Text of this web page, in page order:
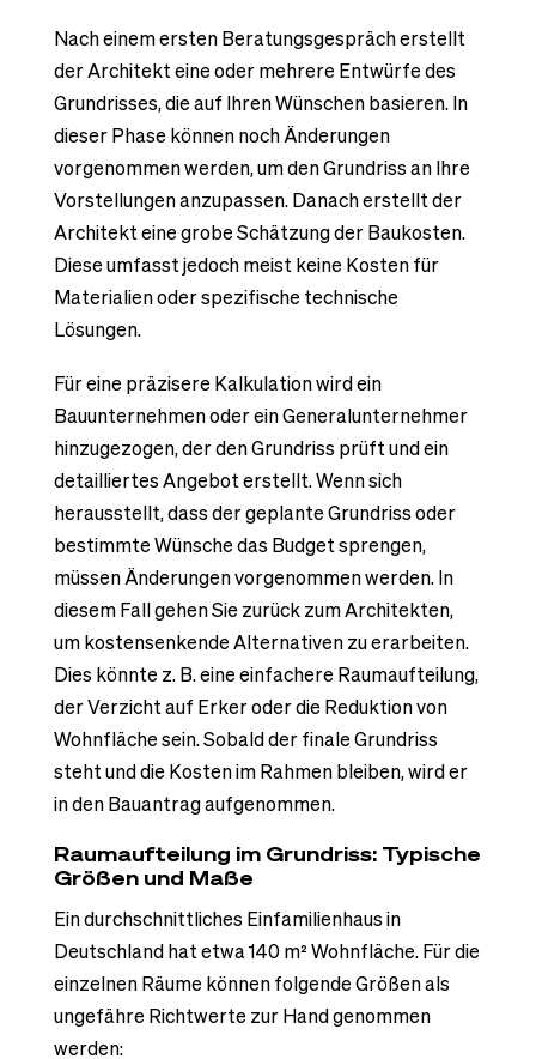
Nach einem ersten Beratungsgespräch erstellt
der Architekt eine oder mehrere Entwürfe des
Grundrisses, die auf Ihren Wünschen basieren. In
dieser Phase können noch Änderungen
vorgenommen werden, um den Grundriss an Ihre
Vorstellungen anzupassen. Danach erstellt der
Architekt eine grobe Schätzung der Baukosten.
Diese umfasst jedoch meist keine Kosten für
Materialien oder spezifische technische
Lösungen.
Für eine präzisere Kalkulation wird ein
Bauunternehmen oder ein Generalunternehmer
hinzugezogen, der den Grundriss prüft und ein
detailliertes Angebot erstellt. Wenn sich
herausstellt, dass der geplante Grundriss oder
bestimmte Wünsche das Budget sprengen,
müssen Änderungen vorgenommen werden. In
diesem Fall gehen Sie zurück zum Architekten,
um kostensenkende Alternativen zu erarbeiten.
Dies könnte z. B. eine einfachere Raumaufteilung,
der Verzicht auf Erker oder die Reduktion von
Wohnfläche sein. Sobald der finale Grundriss
steht und die Kosten im Rahmen bleiben, wird er
in den Bauantrag aufgenommen.
Raumaufteilung im Grundriss: Typische
Größen und Maße
Ein durchschnittliches Einfamilienhaus in
Deutschland hat etwa 140 m² Wohnfläche. Für die
einzelnen Räume können folgende Größen als
ungefähre Richtwerte zur Hand genommen
werden: